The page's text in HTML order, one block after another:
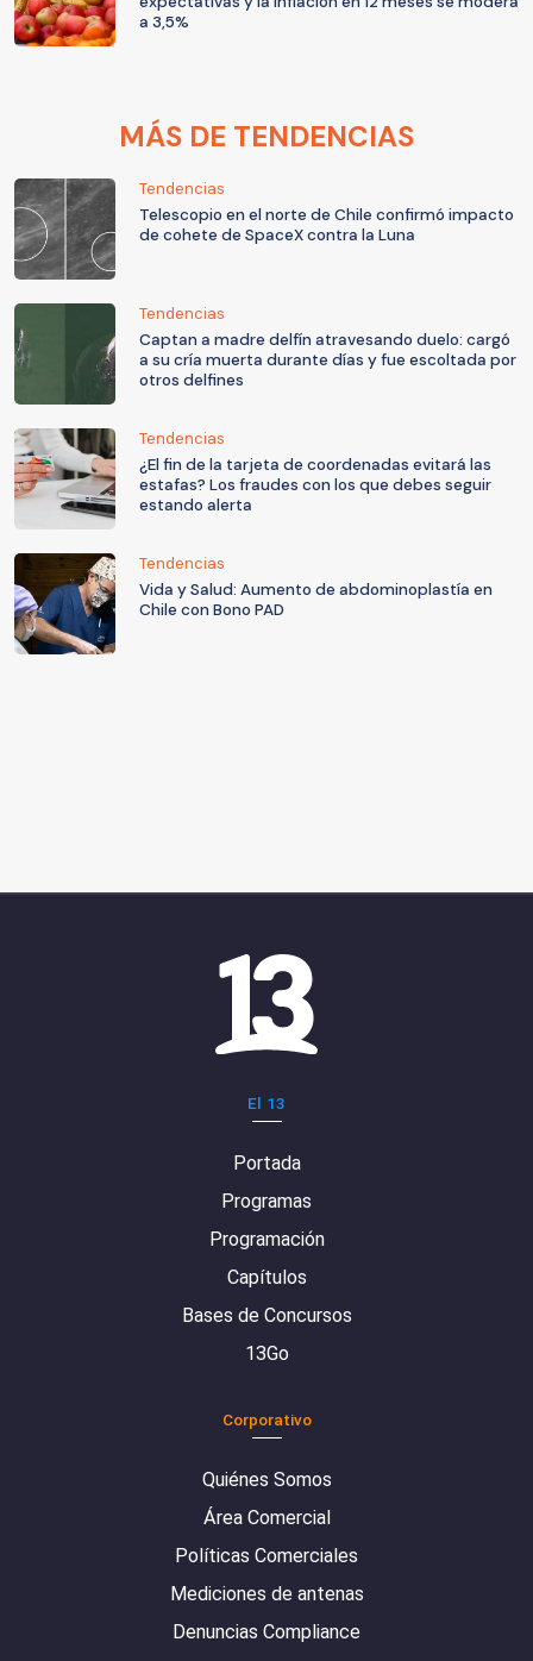
a 3,5%
MÁS DE TENDENCIAS
Tendencias
Telescopio en el norte de Chile confirmó impacto
de cohete de SpaceX contra la Luna
Tendencias
Captan a madre delfín atravesando duelo: cargó
a su cría muerta durante días y fue escoltada por
otros delfines
Tendencias
¿El fin de la tarjeta de coordenadas evitará las
estafas? Los fraudes con los que debes seguir
estando alerta
Tendencias
Vida y Salud: Aumento de abdominoplastía en
Chile con Bono PAD
El 13
Portada
Programas
Programación
Capítulos
Bases de Concursos
13Go
Corporativo
Quiénes Somos
Área Comercial
Políticas Comerciales
Mediciones de antenas
Denuncias Compliance